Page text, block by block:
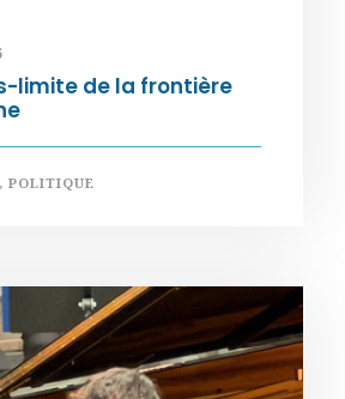
limite de la frontière
, POLITIQUE